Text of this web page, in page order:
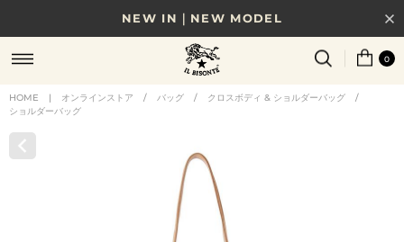
NEW IN｜NEW MODEL
8/17(月)10時まで｜税込11,000円以上で送料無料
贈る相手やシーンから選べる、新しいギフトガイド
0
HOME | オンラインストア / バッグ / クロスボディ & ショルダーバッグ
/
ショルダーバッグ